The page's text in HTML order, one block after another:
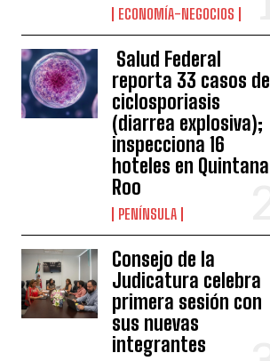
ECONOMÍA-NEGOCIOS
Salud Federal
reporta 33 casos de
ciclosporiasis
(diarrea explosiva);
inspecciona 16
hoteles en Quintana
Roo
PENÍNSULA
Consejo de la
Judicatura celebra
primera sesión con
sus nuevas
integrantes